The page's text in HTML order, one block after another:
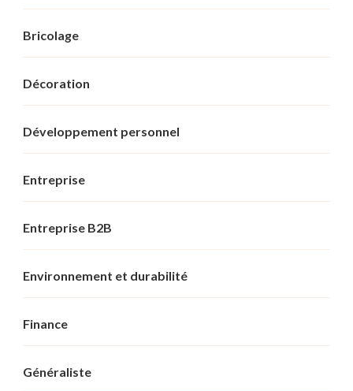
Bricolage
Décoration
Développement personnel
Entreprise
Entreprise B2B
Environnement et durabilité
Finance
Généraliste